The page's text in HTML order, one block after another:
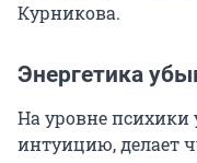
Курникова.
Энергетика
На уровне
интуицию, делает